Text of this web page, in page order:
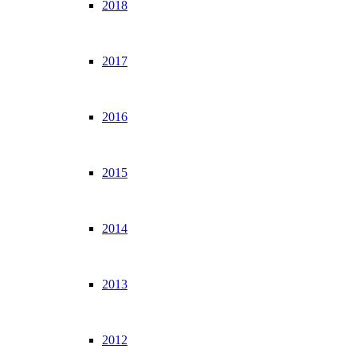
2018
2017
2016
2015
2014
2013
2012